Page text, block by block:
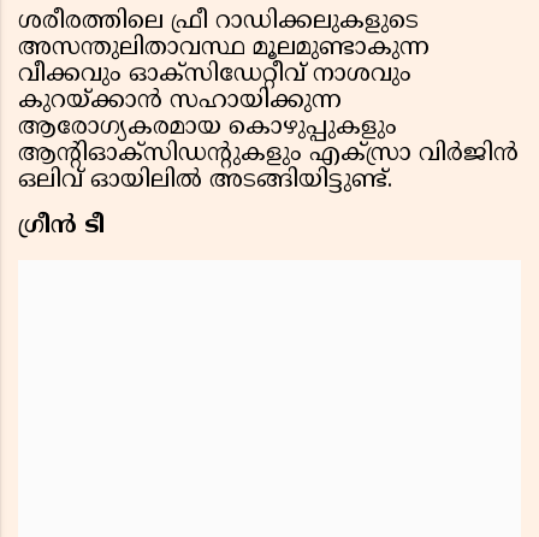
ശരീരത്തിലെ ഫ്രീ റാഡിക്കലുകളുടെ
അസന്തുലിതാവസ്ഥ മൂലമുണ്ടാകുന്ന
വീക്കവും ഓക്‌സിഡേറ്റീവ് നാശവും
കുറയ്ക്കാന്‍ സഹായിക്കുന്ന
ആരോഗ്യകരമായ കൊഴുപ്പുകളും
ആന്റിഓക്സിഡന്റുകളും എക്സ്രാ വിര്‍ജിന്‍
ഒലിവ് ഓയിലില്‍ അടങ്ങിയിട്ടുണ്ട്.
ഗ്രീന്‍ ടീ